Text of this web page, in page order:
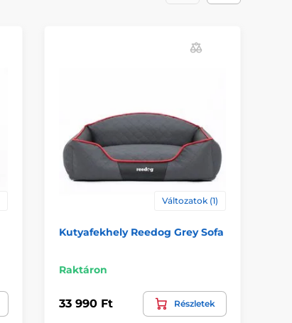
Változatok (1)
Kutyafekhely Reedog Grey Sofa
Raktáron
33 990 Ft Részletek